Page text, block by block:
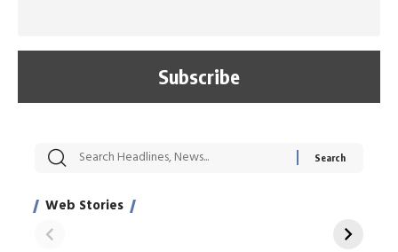
Web Stories
सट्टेबाजी में अरेस्ट हुए
साहिल खान
रोज एक कच्चे लहसुन